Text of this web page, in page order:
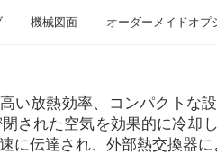
機械図面 オーダーメイドオプ
い放熱効率、コンパクトな
された空気を効果的に冷却
伝達され、外部熱交換器に